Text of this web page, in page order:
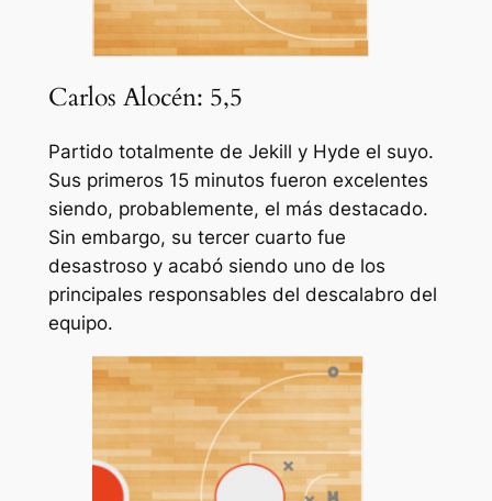
Carlos Alocén: 5,5
Partido totalmente de Jekill y Hyde el suyo.
Sus primeros 15 minutos fueron excelentes
siendo, probablemente, el más destacado.
Sin embargo, su tercer cuarto fue
desastroso y acabó siendo uno de los
principales responsables del descalabro del
equipo.